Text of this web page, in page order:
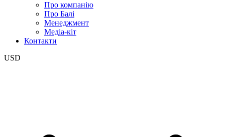
Про компанію
Про Балі
Менеджмент
Медіа-кіт
Контакти
USD